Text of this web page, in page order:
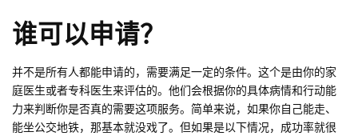
谁可以申请？
并不是所有人都能申请的，需要满足一定的条件。这个是由你的家
庭医生或者专科医生来评估的。他们会根据你的具体病情和行动能
力来判断你是否真的需要这项服务。简单来说，如果你自己能走、
能坐公交地铁，那基本就没戏了。但如果是以下情况，成功率就很